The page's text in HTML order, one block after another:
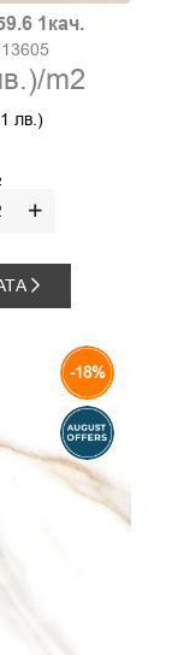
1кач.
/m2
лв.)
-18%